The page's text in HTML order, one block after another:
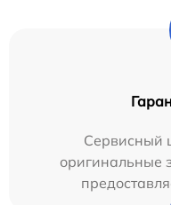
Сервисный
оригинальные